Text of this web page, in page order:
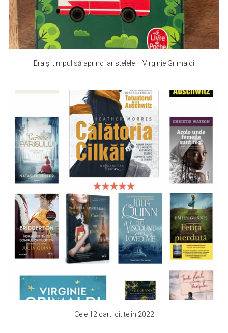
Era și timpul să aprind iar stelele – Virginie Grimaldi
Cele 12 carti citite în 2022